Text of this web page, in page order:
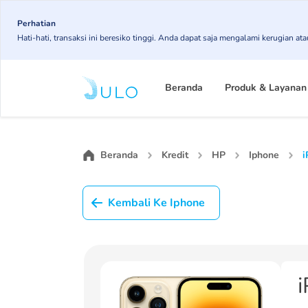
main
Perhatian
Hati-hati, transaksi ini beresiko tinggi. Anda dapat saja mengalami kerugian
navigation
Beranda Produk & Layanan
Beranda Kredit HP Iphone
Kembali Ke Iphone